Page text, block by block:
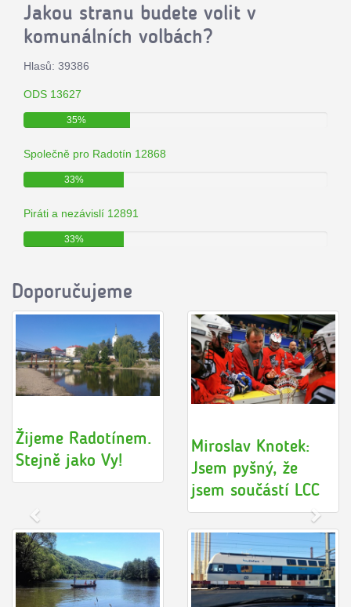
Jakou stranu budete volit v
komunálních volbách?
Hlasů: 39386
ODS 13627
35%
Společně pro Radotín 12868
33%
Piráti a nezávislí 12891
33%
Doporučujeme
Žijeme Radotínem.
Stejně jako Vy!
Miroslav Knotek:
Jsem pyšný, že
jsem součástí LCC